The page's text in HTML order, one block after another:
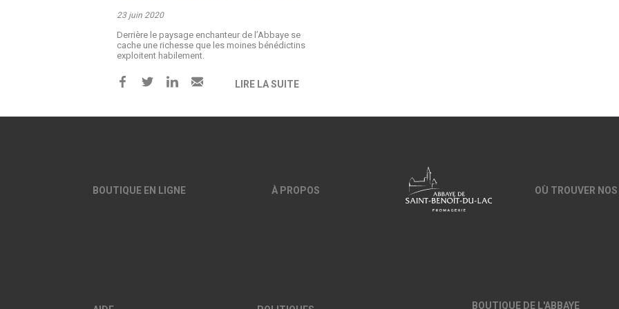
23 juin 2020
Derrière le paysage enchanteur de l’Abbaye se
cache une richesse que les moines bénédictins
exploitent habilement.
LIRE LA SUITE
BOUTIQUE EN LIGNE À PROPOS OÙ TROUVER
BOUTIQUE DE L'ABBAYE